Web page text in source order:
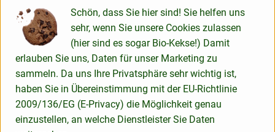
Info
Die immergrünen Bäume bringen länglich-ovale Früchte (die
Zitronen) mit gelber oder grün-gelber Schale hervor. Das
saftige, saure Fruchtfleisch enthält rund 3,5-8 %
Zitronensäure und viel Vitamin C. Aus Zitronen werden Saft,
Zitronensäure, ätherisches Öl und Pektin gewonnen.
Schön, dass Sie hier sind! Sie helfen uns
sehr, wenn Sie unsere Cookies zulassen
(hier sind es sogar Bio-Kekse!) Damit
erlauben Sie uns, Daten für unser Marketing zu
sammeln. Da uns Ihre Privatsphäre sehr wichtig ist,
haben Sie in Übereinstimmung mit der EU-Richtlinie
2009/136/EG (E-Privacy) die Möglichkeit genau
einzustellen, an welche Dienstleister Sie Daten